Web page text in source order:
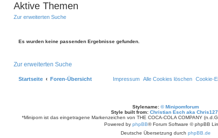
Aktive Themen
Zur erweiterten Suche
Es wurden keine passenden Ergebnisse gefunden.
Zur erweiterten Suche
Startseite Foren-Übersicht Cookie-
Alle Cookies löschen
Impressum
Stylename: © Minipomforum
Style built from: Christian Esch aka
*Minipom ist das eingetragene Markenzeichen von THE COCA-COLA COMPANY
Powered by phpBB® Forum Software © phpBB
Deutsche Übersetzung durch phpBB.de